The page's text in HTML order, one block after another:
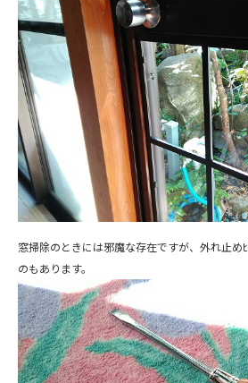
窓掃除のときには邪魔な存在ですが、外れ止め
のもあります。